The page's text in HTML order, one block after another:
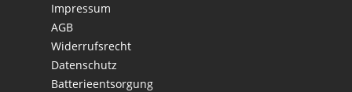
Impressum
AGB
Widerrufsrecht
Datenschutz
Batterieentsorgung